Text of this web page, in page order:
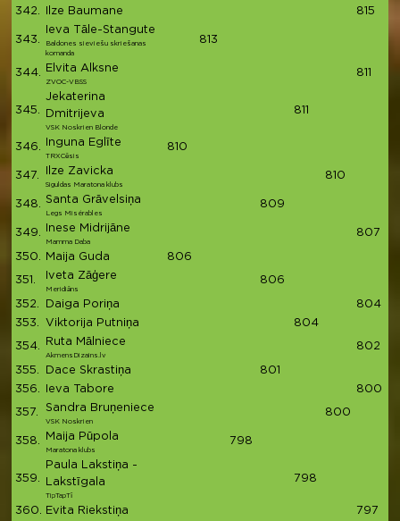
342. Ilze Baumane 815
343.
Ieva Tāle-Stangute
Baldones sieviešu skriešanas
komanda
813
344. Elvita Alksne
ZVOC-VBSS
811
345.
Jekaterina
Dmitrijeva
VSK Noskrien Blonde
811
346. Inguna Eglīte
TRXCēsis
810
347. Ilze Zavicka
Siguldas Maratona klubs
810
348. Santa Grāvelsiņa
Legs Misérables
809
349. Inese Midrijāne
Mamma Daba
807
350. Maija Guda 806
351. Iveta Zāģere
Meridiāns
806
352. Daiga Poriņa 804
353.
Viktorija Putniņa 804
354. Ruta Mālniece
AkmensDizains.lv
802
355. Dace Skrastiņa 801
356.
Ieva Tabore 800
357. Sandra Bruņeniece
VSK Noskrien
800
358. Maija Pūpola
Maratona klubs
798
359.
Paula Lakstiņa -
Lakstīgala
TipTapTī
798
360. Evita Riekstiņa 797